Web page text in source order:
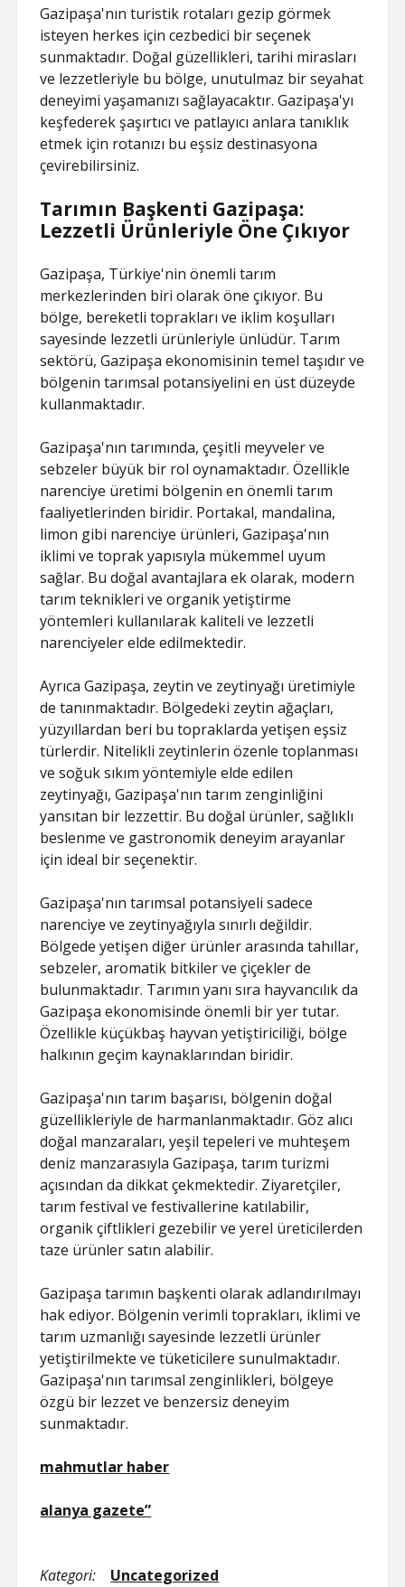
Gazipaşa'nın turistik rotaları gezip görmek
isteyen herkes için cezbedici bir seçenek
sunmaktadır. Doğal güzellikleri, tarihi mirasları
ve lezzetleriyle bu bölge, unutulmaz bir seyahat
deneyimi yaşamanızı sağlayacaktır. Gazipaşa'yı
keşfederek şaşırtıcı ve patlayıcı anlara tanıklık
etmek için rotanızı bu eşsiz destinasyona
çevirebilirsiniz.
Tarımın Başkenti Gazipaşa:
Lezzetli Ürünleriyle Öne Çıkıyor
Gazipaşa, Türkiye'nin önemli tarım
merkezlerinden biri olarak öne çıkıyor. Bu
bölge, bereketli toprakları ve iklim koşulları
sayesinde lezzetli ürünleriyle ünlüdür. Tarım
sektörü, Gazipaşa ekonomisinin temel taşıdır ve
bölgenin tarımsal potansiyelini en üst düzeyde
kullanmaktadır.
Gazipaşa'nın tarımında, çeşitli meyveler ve
sebzeler büyük bir rol oynamaktadır. Özellikle
narenciye üretimi bölgenin en önemli tarım
faaliyetlerinden biridir. Portakal, mandalina,
limon gibi narenciye ürünleri, Gazipaşa'nın
iklimi ve toprak yapısıyla mükemmel uyum
sağlar. Bu doğal avantajlara ek olarak, modern
tarım teknikleri ve organik yetiştirme
yöntemleri kullanılarak kaliteli ve lezzetli
narenciyeler elde edilmektedir.
Ayrıca Gazipaşa, zeytin ve zeytinyağı üretimiyle
de tanınmaktadır. Bölgedeki zeytin ağaçları,
yüzyıllardan beri bu topraklarda yetişen eşsiz
türlerdir. Nitelikli zeytinlerin özenle toplanması
ve soğuk sıkım yöntemiyle elde edilen
zeytinyağı, Gazipaşa'nın tarım zenginliğini
yansıtan bir lezzettir. Bu doğal ürünler, sağlıklı
beslenme ve gastronomik deneyim arayanlar
için ideal bir seçenektir.
Gazipaşa'nın tarımsal potansiyeli sadece
narenciye ve zeytinyağıyla sınırlı değildir.
Bölgede yetişen diğer ürünler arasında tahıllar,
sebzeler, aromatik bitkiler ve çiçekler de
bulunmaktadır. Tarımın yanı sıra hayvancılık da
Gazipaşa ekonomisinde önemli bir yer tutar.
Özellikle küçükbaş hayvan yetiştiriciliği, bölge
halkının geçim kaynaklarından biridir.
Gazipaşa'nın tarım başarısı, bölgenin doğal
güzellikleriyle de harmanlanmaktadır. Göz alıcı
doğal manzaraları, yeşil tepeleri ve muhteşem
deniz manzarasıyla Gazipaşa, tarım turizmi
açısından da dikkat çekmektedir. Ziyaretçiler,
tarım festival ve festivallerine katılabilir,
organik çiftlikleri gezebilir ve yerel üreticilerden
taze ürünler satın alabilir.
Gazipaşa tarımın başkenti olarak adlandırılmayı
hak ediyor. Bölgenin verimli toprakları, iklimi ve
tarım uzmanlığı sayesinde lezzetli ürünler
yetiştirilmekte ve tüketicilere sunulmaktadır.
Gazipaşa'nın tarımsal zenginlikleri, bölgeye
özgü bir lezzet ve benzersiz deneyim
sunmaktadır.
mahmutlar haber
alanya gazete”
Kategori: Uncategorized